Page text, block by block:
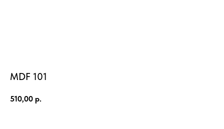
MDF 101
510,00 р.